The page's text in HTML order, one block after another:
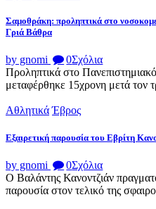
Σαμοθράκη: προληπτικά στο
Γριά Βάθρα
by gnomi 0Σχόλια
Προληπτικά στο
μεταφέρθηκε 15χρονη μετά τον
Αθλητικά Έβρος
Εξαιρετική παρουσία του Εβρίτη
by gnomi 0Σχόλια
Ο Βαλάντης Κανοντζιάν
παρουσία στον τελικό της